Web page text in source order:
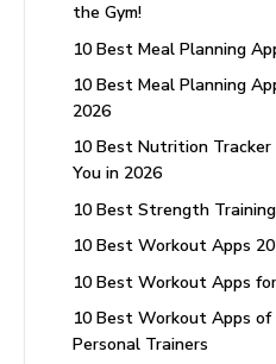
the Gym!
10 Best Meal Planning
10 Best Meal Planning
2026
10 Best Nutrition
You in 2026
10 Best Strength
10 Best Workout Apps
10 Best Workout Apps
10 Best Workout Apps
Personal Trainers